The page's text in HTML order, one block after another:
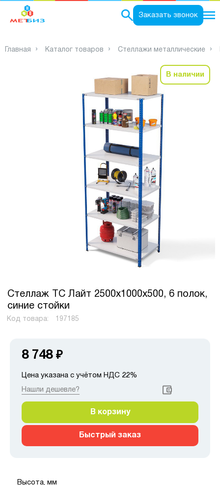
Заказать звонок
Главная Каталог товаров Стеллажи металлические
В наличии
Стеллаж ТС Лайт 2500х1000х500, 6 полок,
синие стойки
Код товара: 197185
8 748 ₽
Цена указана с учётом НДС 22%
Нашли дешевле?
В корзину
Быстрый заказ
Высота, мм